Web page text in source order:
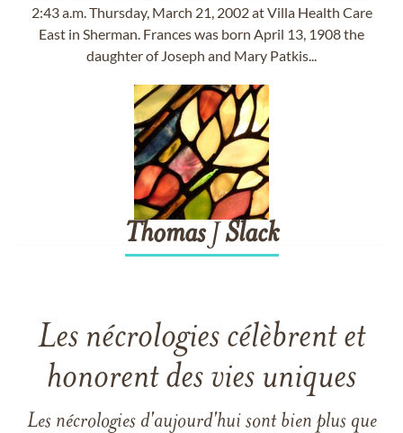
2:43 a.m. Thursday, March 21, 2002 at Villa Health Care
East in Sherman. Frances was born April 13, 1908 the
daughter of Joseph and Mary Patkis...
ThomasJ Slack
Les nécrologies célèbrent et
honorent des vies uniques
Les nécrologies d'aujourd'hui sont bien plus que